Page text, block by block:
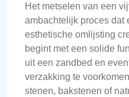
Het metselen van een
ambachtelijk proces dat
esthetische omlijsting
begint met een solide
uit een zandbed en
verzakking te
stenen, bakstenen of